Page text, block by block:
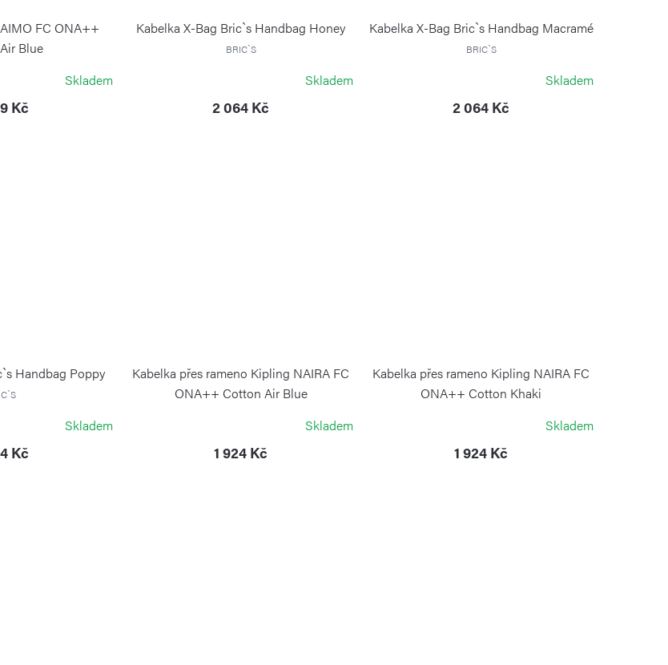
FC ONA++
Blue
Skladem
Kč
Kabelka X-Bag Bric`s Handbag Honey
BRIC`S
Skladem
2 064 Kč
Kabelka X-Bag Bric`s Handbag Macramé
BRIC`S
Skladem
2 064 Kč
Handbag Poppy
Skladem
Kč
Kabelka přes rameno Kipling NAIRA FC
ONA++ Cotton Air Blue
Skladem
1 924 Kč
Kabelka přes rameno Kipling NAIRA FC
ONA++ Cotton Khaki
Skladem
1 924 Kč